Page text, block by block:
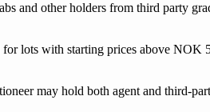
and other holders from third party
for lots with starting prices above NOK
may hold both agent and third-